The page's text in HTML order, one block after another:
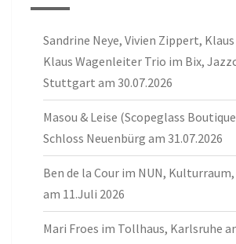
Sandrine Neye, Vivien Zippert, Klaus
Klaus Wagenleiter Trio im Bix,
Stuttgart am 30.07.2026
Masou & Leise (Scopeglass
Schloss Neuenbürg am 31.07.2026
Ben de la Cour im NUN,
am 11.Juli 2026
Mari Froes im Tollhaus, Karlsruhe